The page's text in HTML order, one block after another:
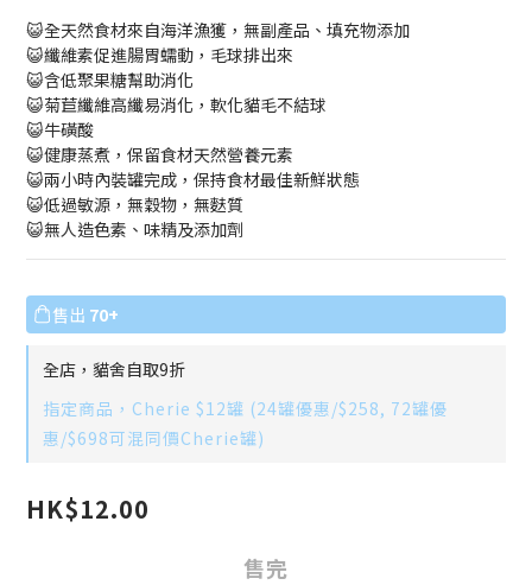
😺全天然食材來自海洋漁獲，無副產品、填充物添加
😺纖維素促進腸胃蠕動，毛球排出來
😺含低聚果糖幫助消化
😺菊苣纖維高纖易消化，軟化貓毛不結球
😺牛磺酸
😺健康蒸煮，保留食材天然營養元素
😺兩小時內裝罐完成，保持食材最佳新鮮狀態
😺低過敏源，無穀物，無麩質
😺無人造色素、味精及添加劑
售出 70+
全店，貓舍自取9折
指定商品，Cherie $12罐 (24罐優惠/$258, 72罐優
惠/$698可混同價Cherie罐)
HK$12.00
售完